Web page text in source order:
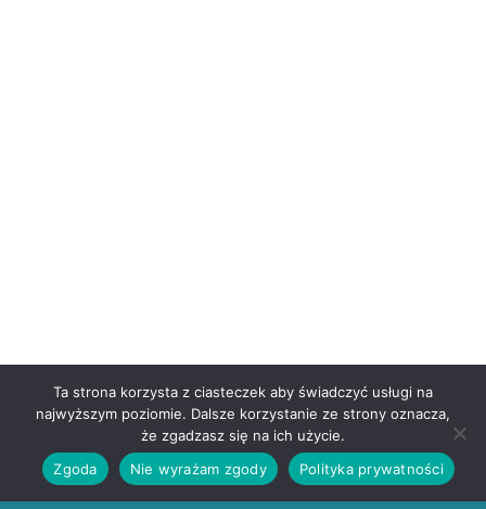
Ta strona korzysta z ciasteczek aby świadczyć usługi na
najwyższym poziomie. Dalsze korzystanie ze strony oznacza,
że zgadzasz się na ich użycie.
Zgoda
Nie wyrażam zgody Polityka prywatności